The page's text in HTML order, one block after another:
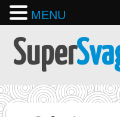
Super
MENU